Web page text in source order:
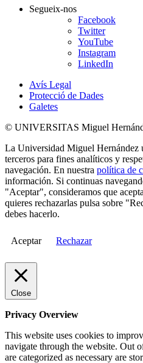
Segueix-nos
Facebook
Twitter
YouTube
Instagram
LinkedIn
Avís Legal
Protecció de Dades
Galetes
© UNIVERSITAS Miguel
La Universidad Miguel Hernández
terceros para fines analíticos y
navegación. En nuestra política de
información. Si continuas
"Aceptar", consideramos que
quieres rechazarlas pulsa sobre
debes hacerlo.
Aceptar Rechazar
Close
Privacy Overview
This website uses cookies to
navigate through the website. Out
are categorized as necessary are